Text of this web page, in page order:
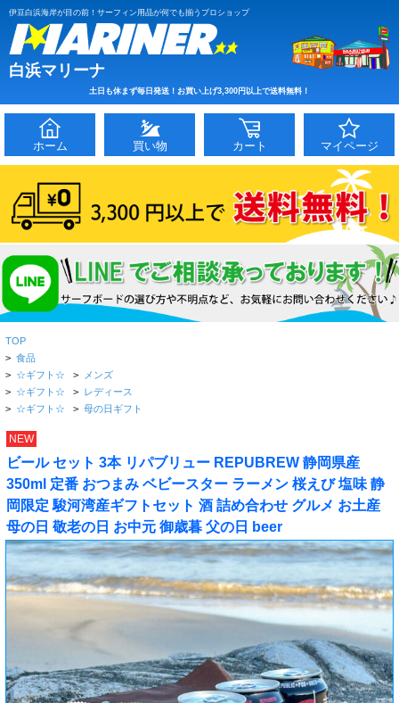
伊豆白浜海岸が目の前！サーフィン用品が何でも揃うプロショップ
白浜マリーナ
土日も休まず毎日発送！お買い上げ3,300円以上で送料無料！
ホーム 買い物 カート マイページ
TOP
> 食品
> ☆ギフト☆ > メンズ
> ☆ギフト☆ > レディース
> ☆ギフト☆ > 母の日ギフト
NEW
ビール セット 3本 リパブリュー REPUBREW 静岡県産
350ml 定番 おつまみ ベビースター ラーメン 桜えび 塩味 静
岡限定 駿河湾産ギフトセット 酒 詰め合わせ グルメ お土産
母の日 敬老の日 お中元 御歳暮 父の日 beer